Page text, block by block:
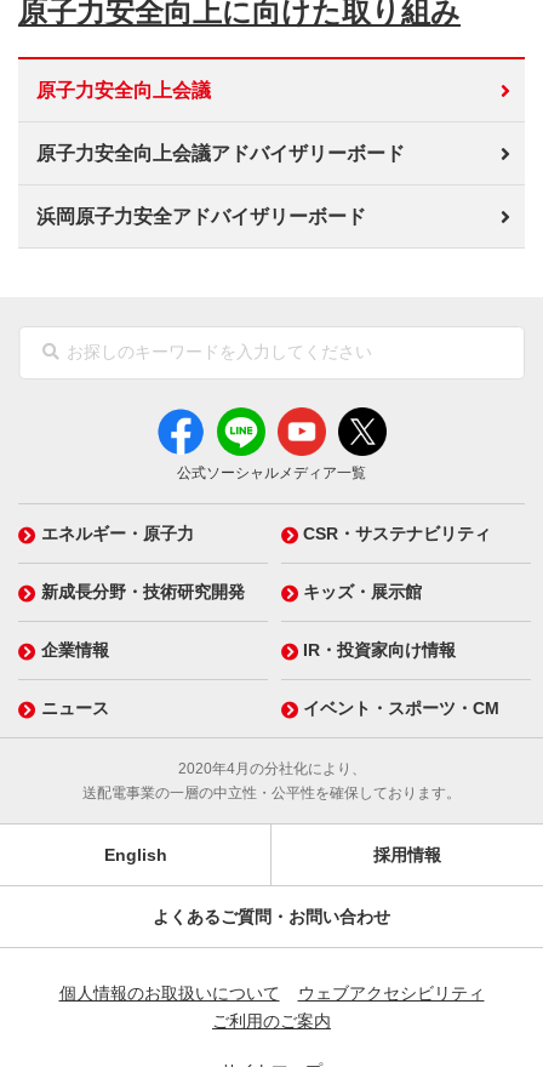
原子力安全向上に向けた取り組み
原子力安全向上会議
原子力安全向上会議アドバイザリーボード
浜岡原子力安全アドバイザリーボード
公式ソーシャルメディア一覧
エネルギー・原子力 CSR・サステナビリティ
新成長分野・技術研究開発 キッズ・展示館
企業情報 IR・投資家向け情報
ニュース イベント・スポーツ・CM
2020年4月の分社化により、
送配電事業の一層の中立性・公平性を確保しております。
English 採用情報
よくあるご質問・お問い合わせ
個人情報のお取扱いについて
ウェブアクセシビリティ
ご利用のご案内